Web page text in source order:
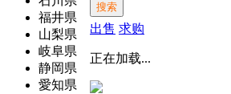
福井県
山梨県
岐阜県
静岡県
愛知県
搜索
出售 求购
正在加载...